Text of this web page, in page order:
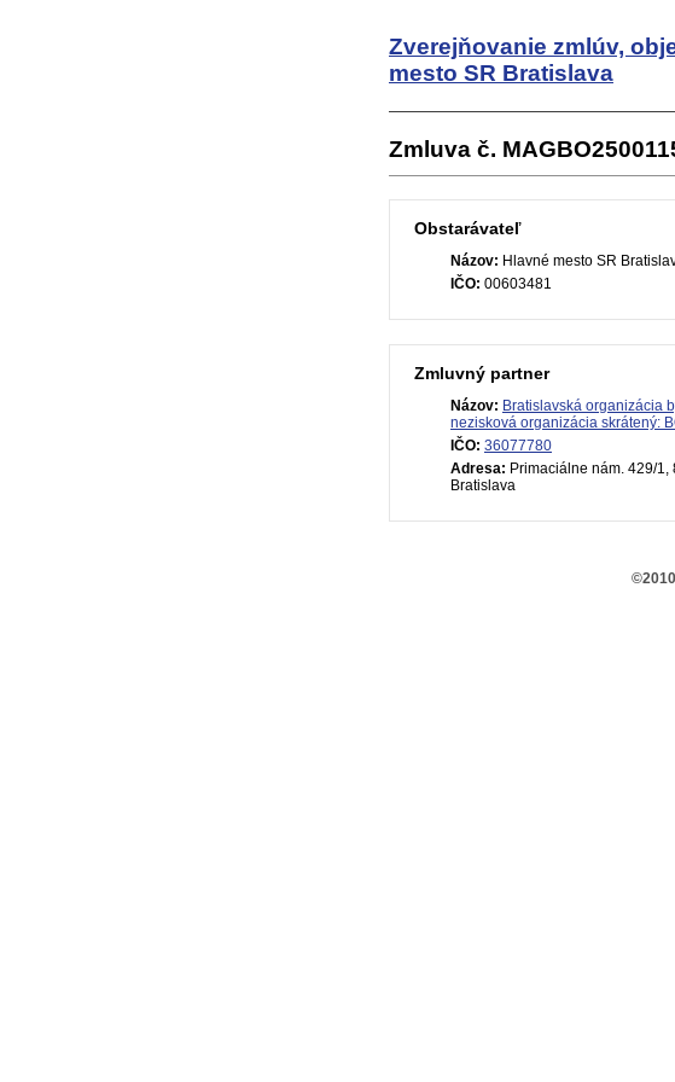
Zverejňovanie zmlúv,
mesto SR Bratislava
Zmluva č.
Obstarávateľ
Názov: Hlavné mesto SR
IČO: 00603481
Zmluvný partner
Názov: Bratislavská organizácia
nezisková organizácia skrátený:
IČO: 36077780
Adresa: Primaciálne nám. 429/1,
Bratislava